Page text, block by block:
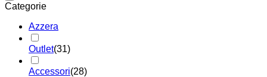
Categorie
Azzera
Outlet(31)
Accessori(28)